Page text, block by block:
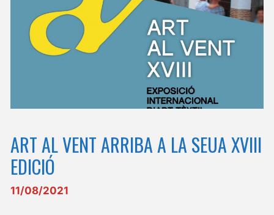
ART AL VENT ARRIBA A LA SEUA XVIII
EDICIÓ
11/08/2021